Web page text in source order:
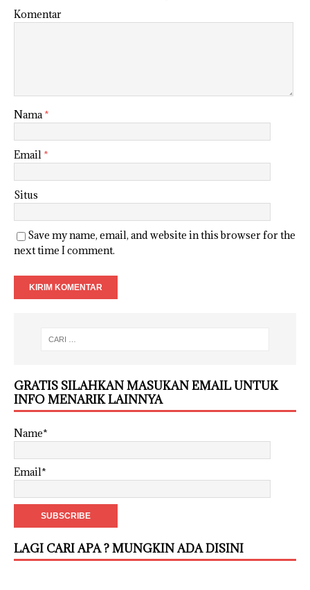
Komentar
Nama*
Email *
Situs
Save my name, email, and website in this browser for the
next time I comment.
GRATIS SILAHKAN MASUKAN EMAIL UNTUK
INFO MENARIK LAINNYA
Name*
Email*
LAGI CARI APA ? MUNGKIN ADA DISINI